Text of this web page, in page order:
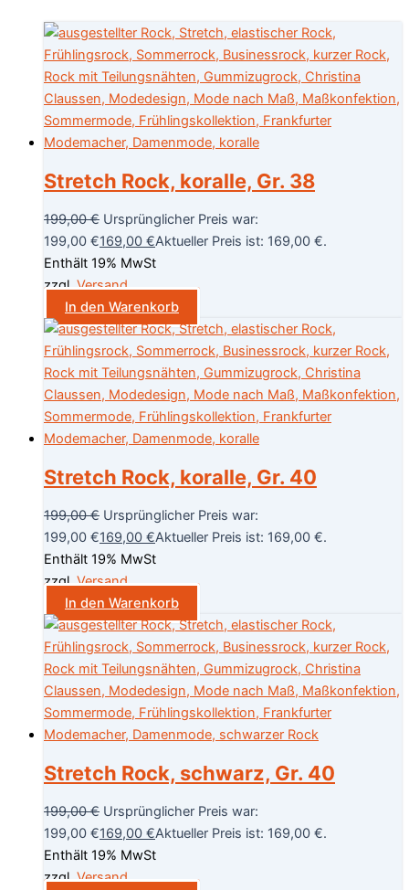
Stretch Rock, koralle, Gr. 38
199,00€ Ursprünglicher Preis war:
199,00 €169,00 €Aktueller Preis ist: 169,00 €.
Enthält 19% MwSt
zzgl. Versand
In den Warenkorb
Stretch Rock, koralle, Gr. 40
199,00€ Ursprünglicher Preis war:
199,00 €169,00 €Aktueller Preis ist: 169,00 €.
Enthält 19% MwSt
zzgl. Versand
In den Warenkorb
Stretch Rock, schwarz, Gr. 40
199,00€ Ursprünglicher Preis war:
199,00 €169,00 €Aktueller Preis ist: 169,00 €.
Enthält 19% MwSt
zzgl. Versand